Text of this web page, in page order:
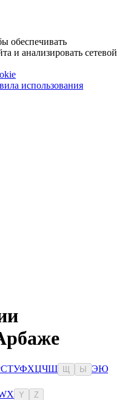
обеспечивать
и анализировать сетевой
использования
СТУФХЦЧШ Ы ЭЮ
X Y Z